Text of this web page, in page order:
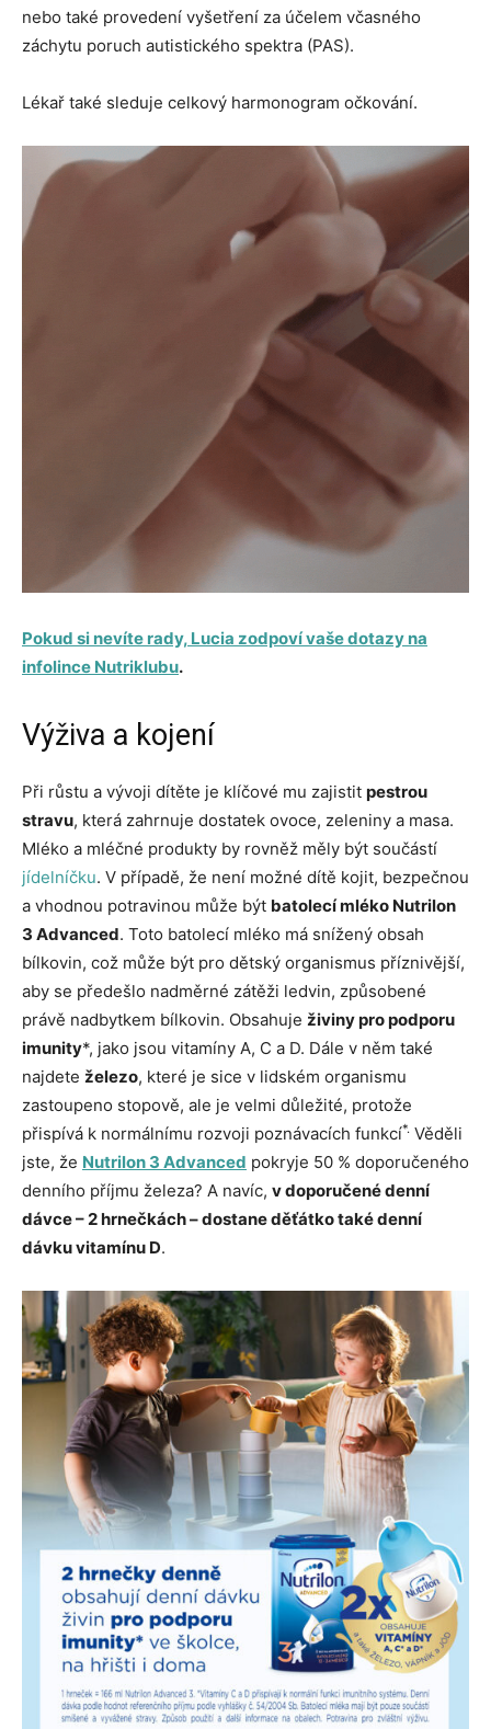
nebo také provedení vyšetření za účelem včasného
záchytu poruch autistického spektra (PAS).
Lékař také sleduje celkový harmonogram očkování.
Pokud si nevíte rady, Lucia zodpoví vaše dotazy na
infolince Nutriklubu.
Výživa a kojení
Při růstu a vývoji dítěte je klíčové mu zajistit pestrou
stravu, která zahrnuje dostatek ovoce, zeleniny a masa.
Mléko a mléčné produkty by rovněž měly být součástí
jídelníčku. V případě, že není možné dítě kojit, bezpečnou
a vhodnou potravinou může být batolecí mléko Nutrilon
3 Advanced. Toto batolecí mléko má snížený obsah
bílkovin, což může být pro dětský organismus příznivější,
aby se předešlo nadměrné zátěži ledvin, způsobené
právě nadbytkem bílkovin. Obsahuje živiny pro podporu
imunity*, jako jsou vitamíny A, C a D. Dále v něm také
najdete železo, které je sice v lidském organismu
zastoupeno stopově, ale je velmi důležité, protože
přispívá k normálnímu rozvoji poznávacích funkcí*. Věděli
jste, že Nutrilon 3 Advanced pokryje 50 % doporučeného
denního příjmu železa? A navíc, v doporučené denní
dávce – 2 hrnečkách – dostane děťátko také denní
dávku vitamínu D.